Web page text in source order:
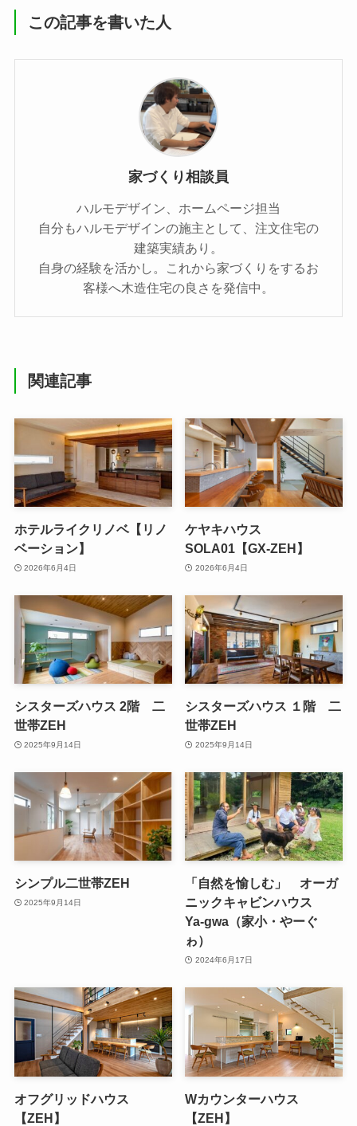
この記事を書いた人
家づくり相談員
ハルモデザイン、ホームページ担当
自分もハルモデザインの施主として、注文住宅の
建築実績あり。
自身の経験を活かし。これから家づくりをするお
客様へ木造住宅の良さを発信中。
関連記事
ホテルライクリノベ【リノ
ベーション】
2026年6月4日
ケヤキハウス
SOLA01【GX-ZEH】
2026年6月4日
シスターズハウス 2階 二
世帯ZEH
2025年9月14日
シスターズハウス １階 二
世帯ZEH
2025年9月14日
シンプル二世帯ZEH
2025年9月14日
「自然を愉しむ」 オーガ
ニックキャビンハウス
Ya-gwa（家小・やーぐ
ゎ）
2024年6月17日
オフグリッドハウス
【ZEH】
Wカウンターハウス
【ZEH】